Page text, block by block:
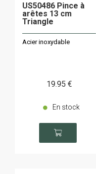
US50486 Pince à
arêtes 13 cm
Triangle
Acier inoxydable
19.95 €
En stock